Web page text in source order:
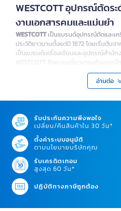
WESTCOTT อุปกรณ์ตัดร
งานเอกสารคมและแม่นยำ
WESTCOTTเป็นแบรนด์อุปกรณ์ตัดและเค
ประวัติยาวนานตั้งแต่ปี 1872 โดยเริ่มต้น
เป็นแบรนด์เครื่องเขียนและอุปกรณ์สำนัก
WESTCOTT คือความเชี่ยวชาญด้านกร
ตัดที่ออกแบบมาเพื่อความคม ความแม่นยำ
สำนักงาน โรงเรียน ร้านถ่ายเอกสาร งา
จัดการเอกสารหรือวัสดุตัดแต่งเป็นประจำ
หมวดหมู่สินค้า
ต้องการความเรียบร้อย
สินค้า WESTCOTT ครอบคลุมอุปกรณ์ตัดส
สร้างสรรค์ และงานสำนักงานที่ต้องการผ
กรรไกร WESTCOTT สำหรับส
งานประดิษฐ์
กรรไกร WESTCOTT เหมาะสำหรับตัดกร
มือและประเภทงาน โดยบางรุ่นโดดเด่นด้
อ่านต่อ
รับประกันความพึงพอใจ
เปลี่ยน/คืนสินค้าใน 30 วัน*
ตั้งค่าระบบอนุมัติ
ตามนโยบายบริษัทคุณ
รับเครดิตเทอม
สูงสุด 60 วัน*
ปฏิบัติทางภาษีถูกต้อง